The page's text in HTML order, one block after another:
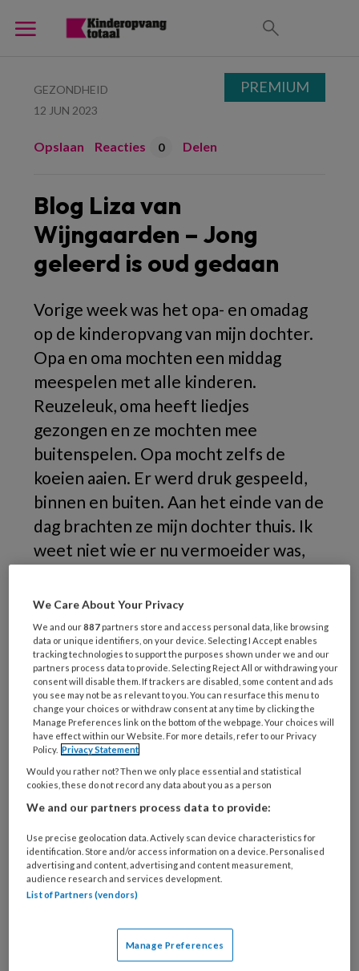
GEZONDHEID
12 JUN 2023
Opslaan Reacties 0 Delen
Blog Liza van
Wijngaarden – Jong
geleerd is oud gedaan
Vorige week was het opa- en omadag
op de kinderopvang van mijn dochter.
Opa en oma mochten een middag
meespelen met alle kinderen.
Reuzeleuk, oma heeft liedjes
gezongen en ze mochten mee
buitenspelen. Opa mocht zelfs de
koeien aaien. Er werd druk gespeeld,
binnen en buiten. Aan het einde van de
dag brachten ze mijn dochter thuis. Ik
weet niet wie er nu vermoeider was,
middag druk door de tuin hebben
gerend.
EllenMoran / Getty Images / iStock
Kinderen
PREMIUM
We Care About Your Privacy
We and our887 partners store and access personal data, like browsing
data or unique identifiers, on your device. Selecting I Accept enables
tracking technologies to support the purposes shown under we and our
partners process data to provide. Selecting Reject All or withdrawing your
consent will disable them. If trackers are disabled, some content and ads
you see may not be as relevant to you. You can resurface this menu to
change your choices or withdraw consent at any time by clicking the
Manage Preferences link on the bottom of the webpage. Your choices will
have effect within our Website. For more details, refer to our Privacy
Policy. Privacy Statement
Would you rather not? Then we only place essential and statistical
cookies, these do not record any data about you as a person
We and our partners process data to provide:
Use precise geolocation data. Actively scan device characteristics for
identification. Store and/or access information on a device. Personalised
advertising and content, advertising and content measurement,
audience research and services development.
List of Partners (vendors)
Manage Preferences